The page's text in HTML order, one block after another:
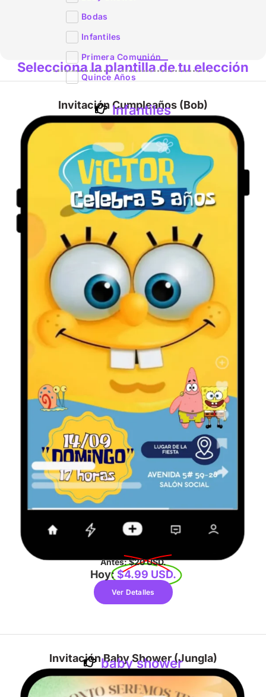
Selecciona la plantilla de tu elección
Invitación Cumpleaños (Bob)
Infantiles
Hoy:$4.99 USD.
Ver Detalles
Antes:$20 USD.
Invitación Baby Shower (Jungla)
baby shower
Bodas
Infantiles
Primera Comunión
Quince Años